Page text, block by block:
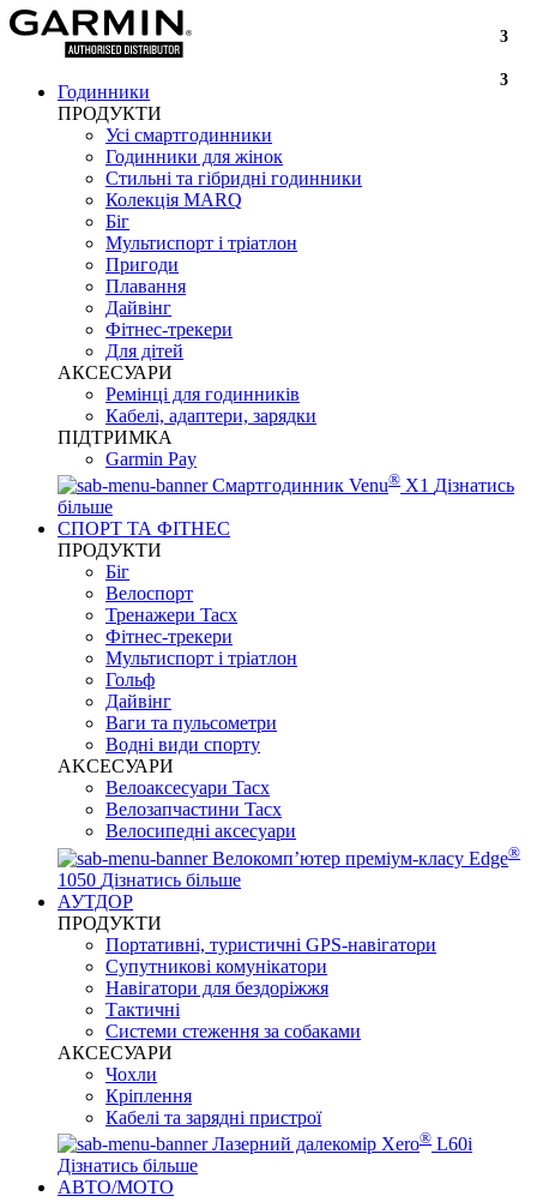
Годинники
ПРОДУКТИ
Усі смартгодинники
Годинники для жінок
Стильні та гібридні годинники
Колекція MARQ
Біг
Мультиспорт і тріатлон
Пригоди
Плавання
Дайвінг
Фітнес-трекери
Для дітей
АКСЕСУАРИ
Ремінці для годинників
Кабелі, адаптери, зарядки
ПІДТРИМКА
Garmin Pay
Смартгодинник Venu® X1 Дізнатись
більше
СПОРТ ТА ФІТНЕС
ПРОДУКТИ
Біг
Велоспорт
Тренажери Tacx
Фітнес-трекери
Мультиспорт і тріатлон
Гольф
Дайвінг
Ваги та пульсометри
Водні види спорту
AKCЕСУАРИ
Велоаксесуари Tacx
Велозапчастини Tacx
Велосипедні аксесуари
Велокомп’ютер преміум-класу Edge®
1050 Дізнатись більше
АУТДОР
ПРОДУКТИ
Портативні, туристичні GPS-навігатори
Супутникові комунікатори
Навігатори для бездоріжжя
Тактичні
Системи стеження за собаками
АКСЕСУАРИ
Чохли
Кріплення
Кабелі та зарядні пристрої
Лазерний далекомір Xero® L60i
Дізнатись більше
АВТО/МОТО
3
3